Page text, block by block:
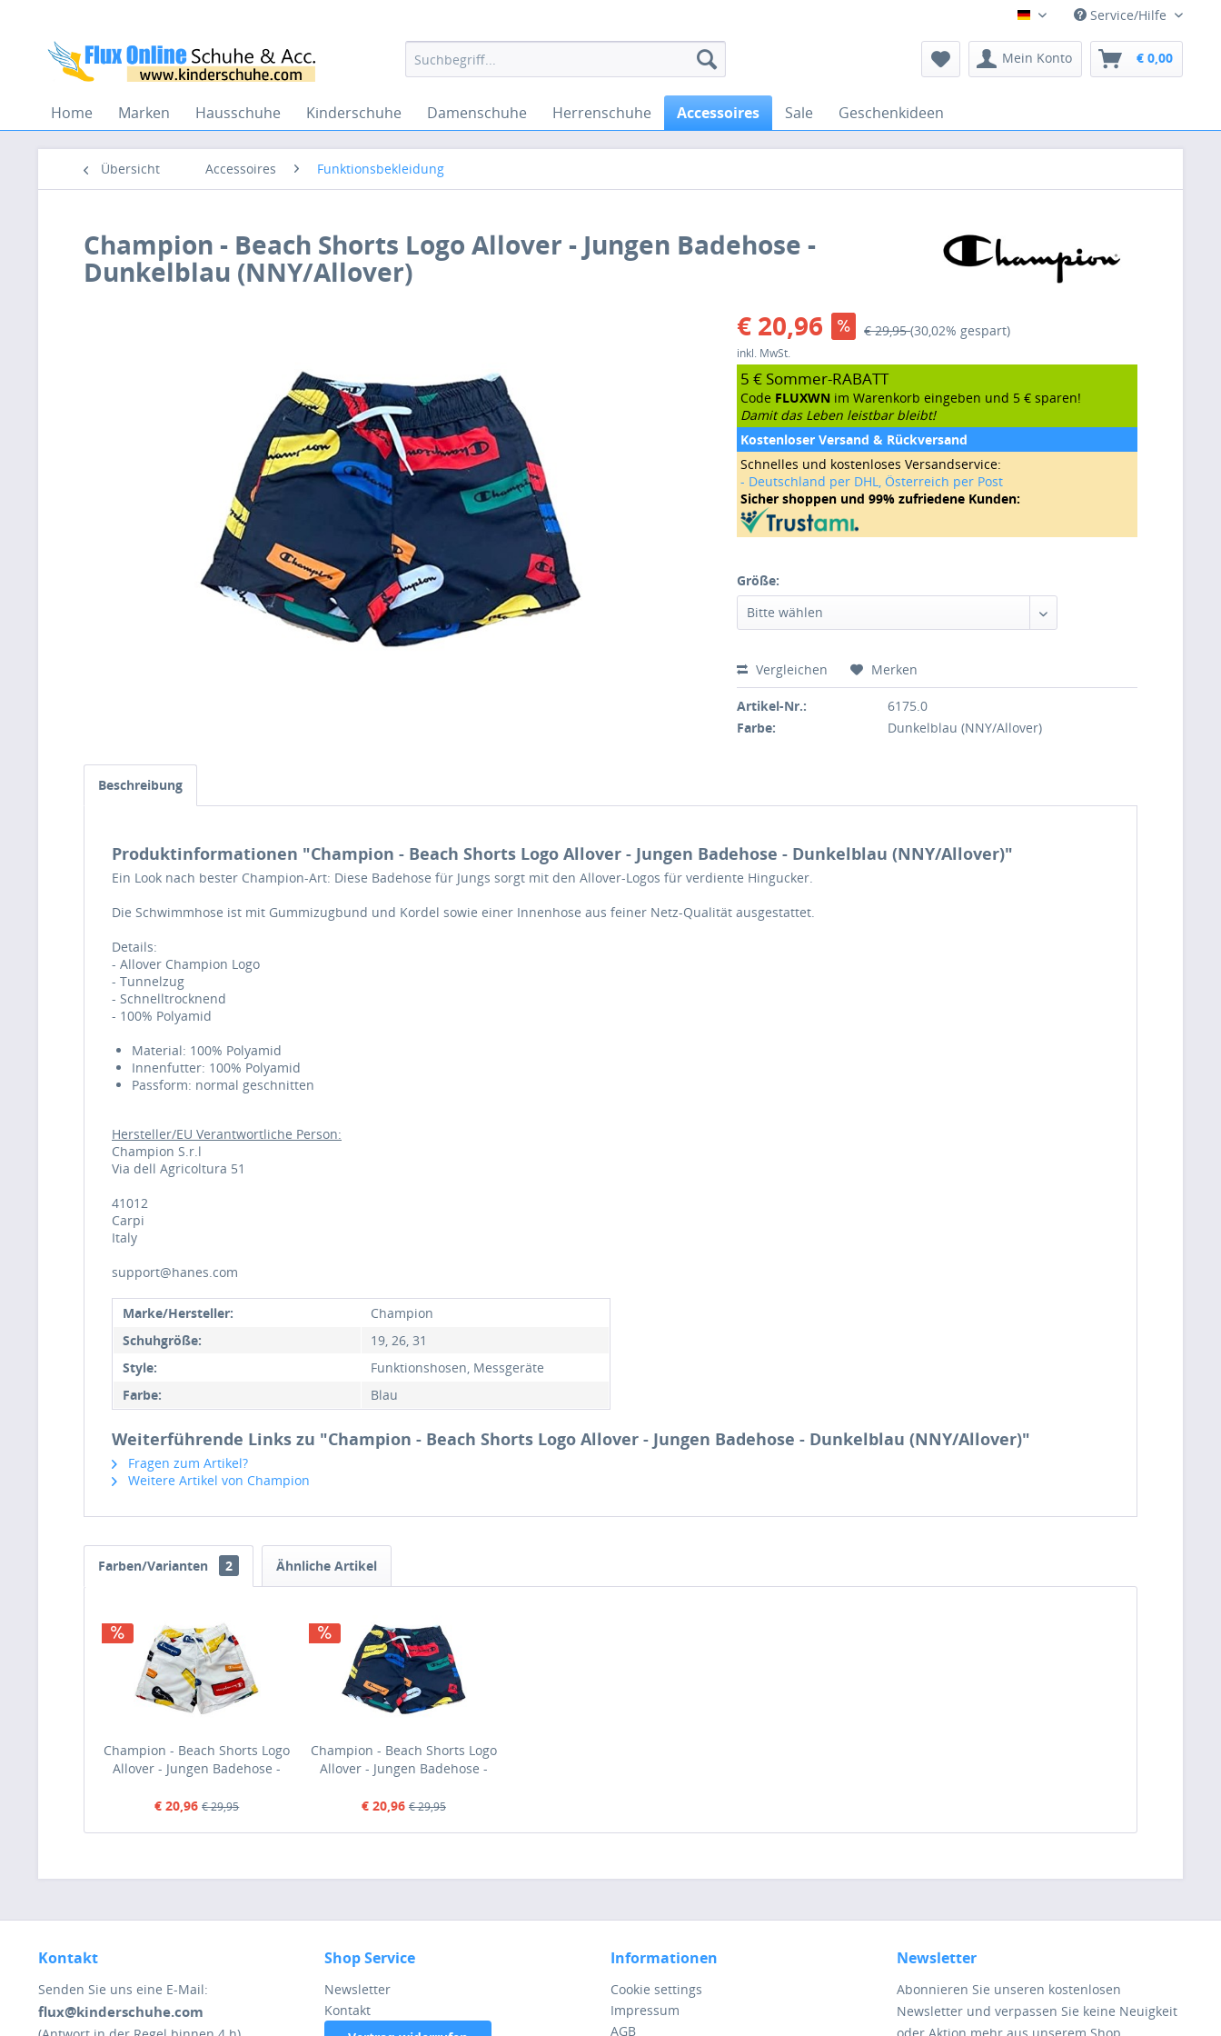
Deutsch Service/Hilfe
Mein Konto € 0,00
Home Marken Hausschuhe Kinderschuhe Damenschuhe Herrenschuhe Accessoires Sale Geschenkideen
Übersicht Accessoires Funktionsbekleidung
Champion - Beach Shorts Logo Allover - Jungen Badehose -
Dunkelblau (NNY/Allover)
€ 20,96
€ 29,95(30,02% gespart)
inkl. MwSt.
5 € Sommer-RABATT
Code FLUXWN im Warenkorb eingeben und 5 € sparen!
Damit das Leben leistbar bleibt!
Kostenloser Versand & Rückversand
Schnelles und kostenloses Versandservice:
- Deutschland per DHL, Österreich per Post
Sicher shoppen und 99% zufriedene Kunden:
Größe:
Vergleichen Merken
Artikel-Nr.:
6175.0
Farbe:
Dunkelblau (NNY/Allover)
Beschreibung
Produktinformationen "Champion - Beach Shorts Logo Allover - Jungen Badehose - Dunkelblau (NNY/Allover)"
Ein Look nach bester Champion-Art: Diese Badehose für Jungs sorgt mit den Allover-Logos für verdiente Hingucker.
Die Schwimmhose ist mit Gummizugbund und Kordel sowie einer Innenhose aus feiner Netz-Qualität ausgestattet.
Details:
- Allover Champion Logo
- Tunnelzug
- Schnelltrocknend
- 100% Polyamid
Material: 100% Polyamid
Innenfutter: 100% Polyamid
Passform: normal geschnitten
Hersteller/EU Verantwortliche Person:
Champion S.r.l
Via dell Agricoltura 51
41012
Carpi
Italy
support@hanes.com
Marke/Hersteller:
Champion
Schuhgröße:
19, 26, 31
Style:
Funktionshosen, Messgeräte
Farbe:
Blau
Weiterführende Links zu "Champion - Beach Shorts Logo Allover - Jungen Badehose - Dunkelblau (NNY/Allover)"
Fragen zum Artikel?
Weitere Artikel von Champion
Farben/Varianten 2 Ähnliche Artikel
Champion - Beach Shorts Logo
Allover - Jungen Badehose -
€ 20,96 € 29,95
Champion - Beach Shorts Logo
Allover - Jungen Badehose -
€ 20,96 € 29,95
Kontakt
Senden Sie uns eine E-Mail:
flux@kinderschuhe.com
Shop Service
Newsletter
Kontakt
Informationen
Cookie settings
Impressum
AGB
Newsletter
Abonnieren Sie unseren kostenlosen
Newsletter und verpassen Sie keine Neuigkeit